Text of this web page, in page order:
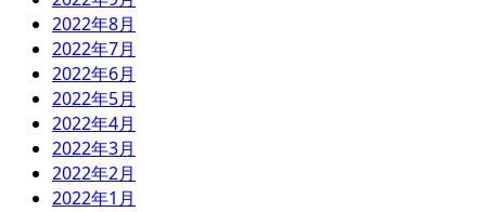
2022年8月
2022年7月
2022年6月
2022年5月
2022年4月
2022年3月
2022年2月
2022年1月